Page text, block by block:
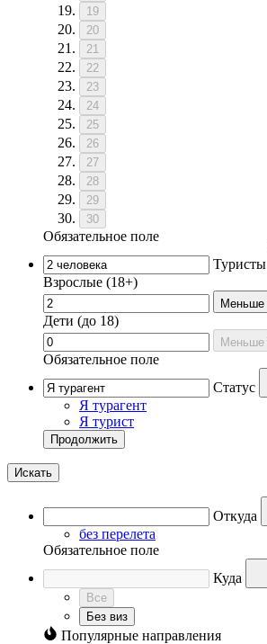
19
20
21
22
23
24
25
26
27
28
29
30
Обязательное поле
Туристы
Взрослые (18+)
Меньше
Дети (до 18)
Меньше
Обязательное поле
Статус
Я турагент
Я турист
Продолжить
Искать
Откуда
без перелета
Обязательное поле
Куда
Все
Без виз
Популярные направления